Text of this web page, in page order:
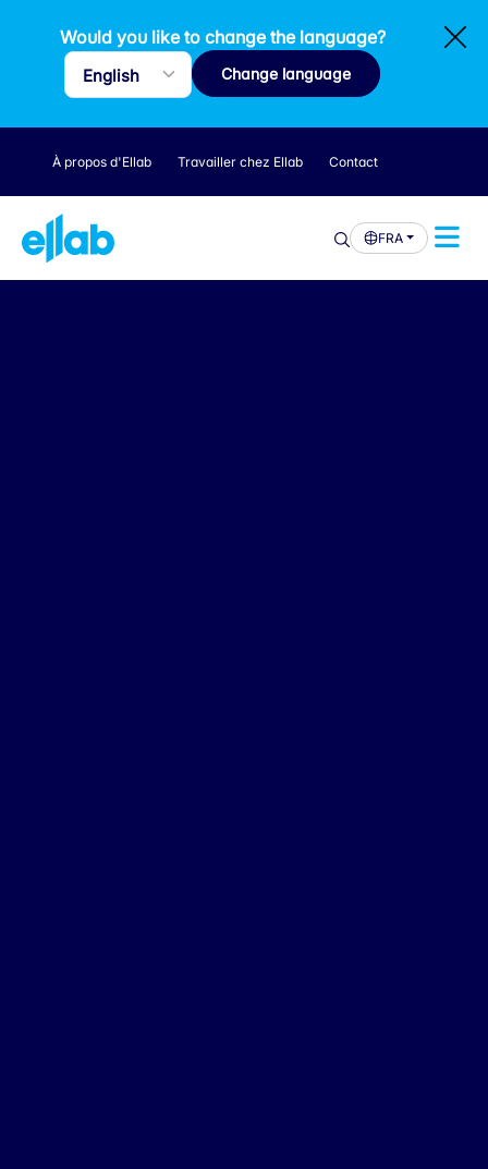
Would you like to change the language?
Change language
À propos d'Ellab Travailler chez Ellab Contact
FRA